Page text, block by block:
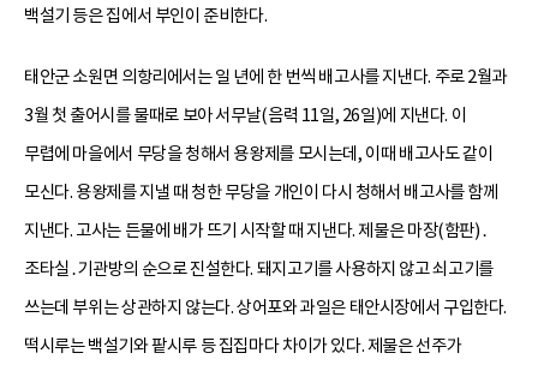
백설기 등은 집에서 부인이 준비한다.
태안군 소원면 의항리에서는 일 년에 한 번씩 배고사를 지낸다. 주로 2월과
3월 첫 출어시를 물때로 보아 서무날(음력 11일, 26일)에 지낸다. 이
무렵에 마을에서 무당을 청해서 용왕제를 모시는데, 이때 배고사도 같이
모신다. 용왕제를 지낼 때 청한 무당을 개인이 다시 청해서 배고사를 함께
지낸다. 고사는 든물에 배가 뜨기 시작할 때 지낸다. 제물은 마장(함판)․
조타실․기관방의 순으로 진설한다. 돼지고기를 사용하지 않고 쇠고기를
쓰는데 부위는 상관하지 않는다. 상어포와 과일은 태안시장에서 구입한다.
떡시루는 백설기와 팥시루 등 집집마다 차이가 있다. 제물은 선주가